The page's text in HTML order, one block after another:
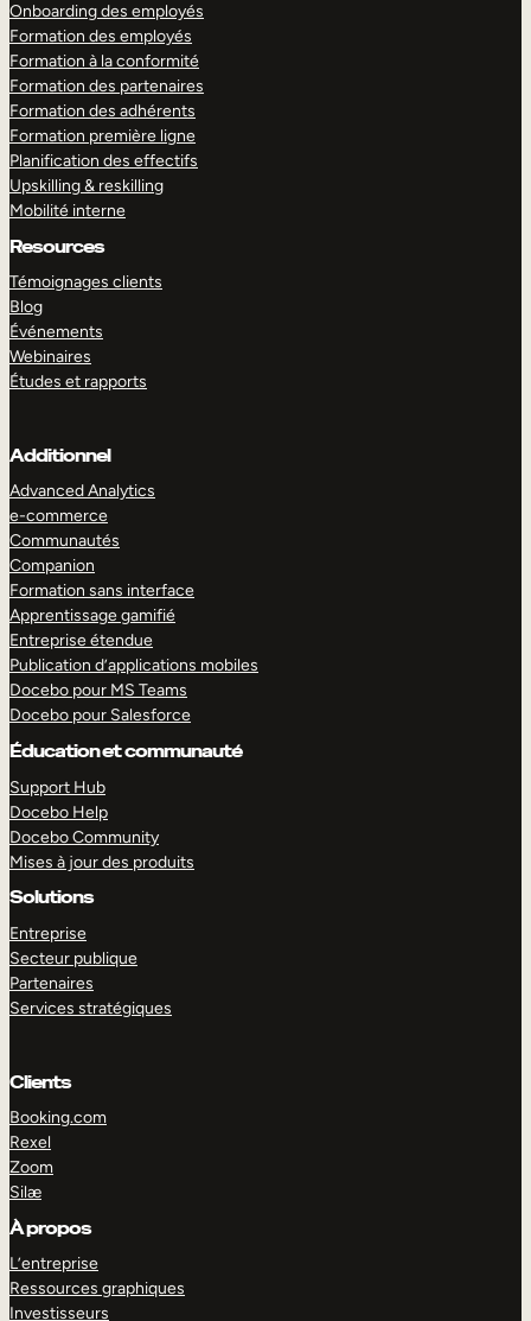
Onboarding des employés
Formation des employés
Formation à la conformité
Formation des partenaires
Formation des adhérents
Formation première ligne
Planification des effectifs
Upskilling & reskilling
Mobilité interne
Resources
Témoignages clients
Blog
Événements
Webinaires
Études et rapports
Additionnel
Advanced Analytics
e-commerce
Communautés
Companion
Formation sans interface
Apprentissage gamifié
Entreprise étendue
Publication d’applications mobiles
Docebo pour MS Teams
Docebo pour Salesforce
Éducation et communauté
Support Hub
Docebo Help
Docebo Community
Mises à jour des produits
Solutions
Entreprise
Secteur publique
Partenaires
Services stratégiques
Clients
Booking.com
Rexel
Zoom
Silæ
À propos
L’entreprise
Ressources graphiques
Investisseurs